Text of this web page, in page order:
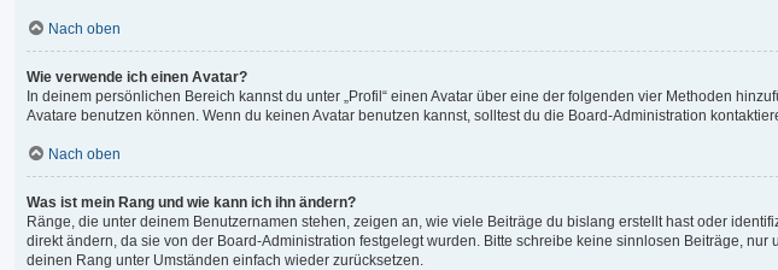
Nach oben
Wie verwende ich einen Avatar?
In deinem persönlichen Bereich kannst du unter „Profil“ einen Avatar über eine der folgenden vier Methoden
Avatare benutzen können. Wenn du keinen Avatar benutzen kannst, solltest du die Board-Administration
Nach oben
Was ist mein Rang und wie kann ich ihn ändern?
Ränge, die unter deinem Benutzernamen stehen, zeigen an, wie viele Beiträge du bislang erstellt hast oder
direkt ändern, da sie von der Board-Administration festgelegt wurden. Bitte schreibe keine sinnlosen Beiträge,
deinen Rang unter Umständen einfach wieder zurücksetzen.